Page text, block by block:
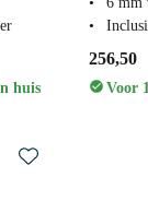
huis
256,50
Voor